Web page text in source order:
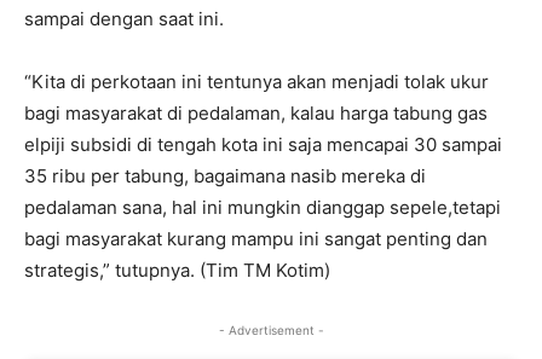
sampai dengan saat ini.
“Kita di perkotaan ini tentunya akan menjadi tolak ukur
bagi masyarakat di pedalaman, kalau harga tabung gas
elpiji subsidi di tengah kota ini saja mencapai 30 sampai
35 ribu per tabung, bagaimana nasib mereka di
pedalaman sana, hal ini mungkin dianggap sepele,tetapi
bagi masyarakat kurang mampu ini sangat penting dan
strategis,” tutupnya. (Tim TM Kotim)
- Advertisement -